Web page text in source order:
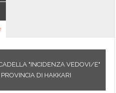
"INCIDENZA VEDOVI/E"
DI HAKKARI